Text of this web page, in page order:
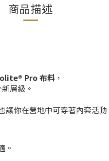
商品描述
Pro 布料 ，
層級。
你在營地中可穿著內套活動
。